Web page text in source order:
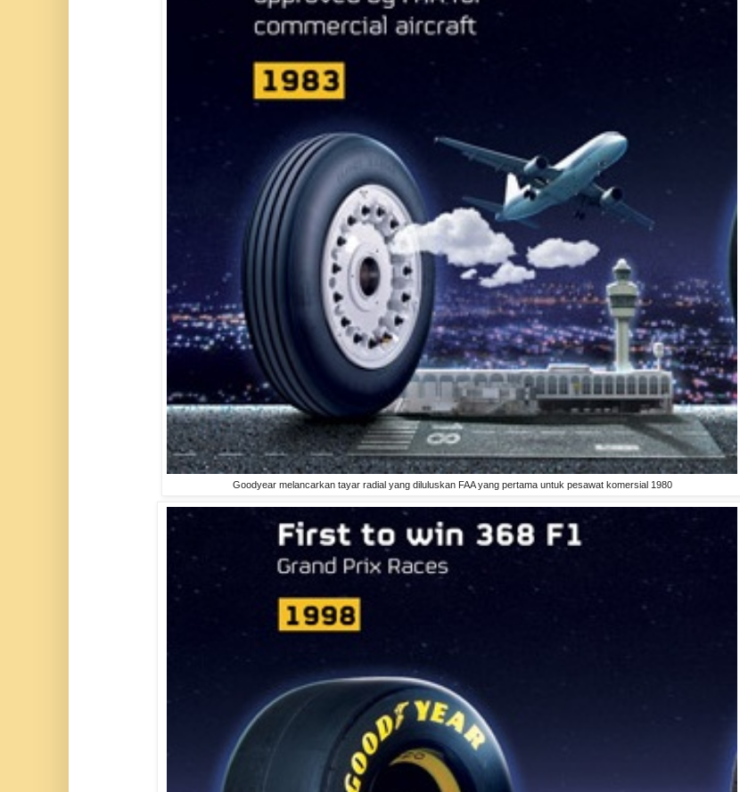
Goodyear melancarkan tayar radial yang diluluskan FAA yang pertama untuk pesawat komersial 1980